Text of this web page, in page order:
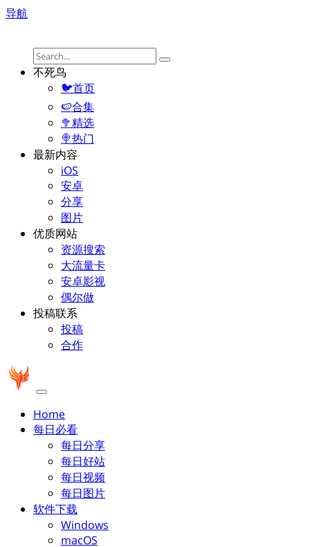
导航
不死鸟
🐦首页
🍉合集
🥦精选
🍭热门
最新内容
iOS
安卓
分享
图片
优质网站
资源搜索
大流量卡
安卓影视
偶尔做
投稿联系
投稿
合作
Home
每日必看
每日分享
每日好站
每日视频
每日图片
软件下载
Windows
macOS